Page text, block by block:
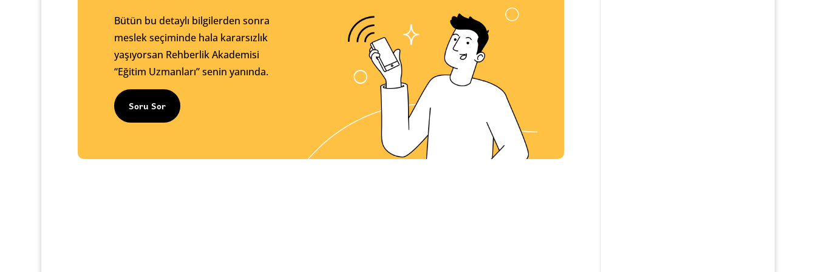
Bütün bu detaylı bilgilerden sonra
meslek seçiminde hala kararsızlık
yaşıyorsan Rehberlik Akademisi
“Eğitim Uzmanları” senin yanında.
Soru Sor